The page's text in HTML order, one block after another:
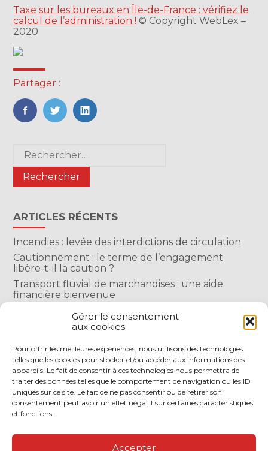
Gérer le consentement
aux cookies
Pour offrir les meilleures expériences, nous utilisons des technologies
telles que les cookies pour stocker et/ou accéder aux informations des
appareils. Le fait de consentir à ces technologies nous permettra de
traiter des données telles que le comportement de navigation ou les ID
uniques sur ce site. Le fait de ne pas consentir ou de retirer son
consentement peut avoir un effet négatif sur certaines caractéristiques
et fonctions.
Accepter
Taxe sur les bureaux en Île-de-France : vérifiez le
calcul de l’administration ! © Copyright WebLex –
2020
Partager :
FaceBook
TwitterLinkedIn
Blog
sidebar
Rechercher :
ARTICLES RÉCENTS
Incendies : levée des interdictions de circulation
Cautionnement : le terme de l’engagement
libère-t-il la caution ?
Transport fluvial de marchandises : une aide
financière bienvenue
comptent-elles ?
COMMENTAIRES RÉCENTS
Footer
LE CABINET NOS SERVICES